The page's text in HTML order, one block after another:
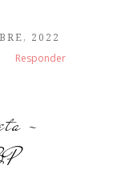
2022
Responder
-